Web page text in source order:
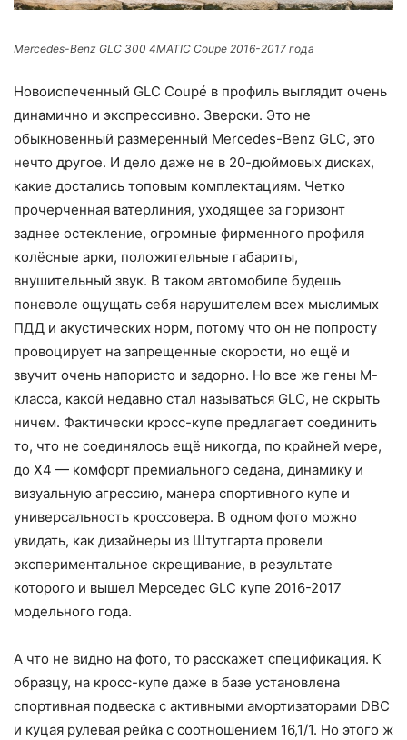
Mercedes-Benz GLC 300 4MATIC Coupe 2016-2017 года
Новоиспеченный GLС Coupé в профиль выглядит очень
динамично и экспрессивно. Зверски. Это не
обыкновенный размеренный Mercedes-Benz GLС, это
нечто другое. И дело даже не в 20-дюймовых дисках,
какие достались топовым комплектациям. Четко
прочерченная ватерлиния, уходящее за горизонт
заднее остекление, огромные фирменного профиля
колёсные арки, положительные габариты,
внушительный звук. В таком автомобиле будешь
поневоле ощущать себя нарушителем всех мыслимых
ПДД и акустических норм, потому что он не попросту
провоцирует на запрещенные скорости, но ещё и
звучит очень напористо и задорно. Но все же гены М-
класса, какой недавно стал называться GLС, не скрыть
ничем. Фактически кросс-купе предлагает соединить
то, что не соединялось ещё никогда, по крайней мере,
до Х4 — комфорт премиального седана, динамику и
визуальную агрессию, манера спортивного купе и
универсальность кроссовера. В одном фото можно
увидать, как дизайнеры из Штутгарта провели
экспериментальное скрещивание, в результате
которого и вышел Мерседес GLС купе 2016-2017
модельного года.
А что не видно на фото, то расскажет спецификация. К
образцу, на кросс-купе даже в базе установлена
спортивная подвеска с активными амортизаторами DBC
и куцая рулевая рейка с соотношением 16,1/1. Но этого ж